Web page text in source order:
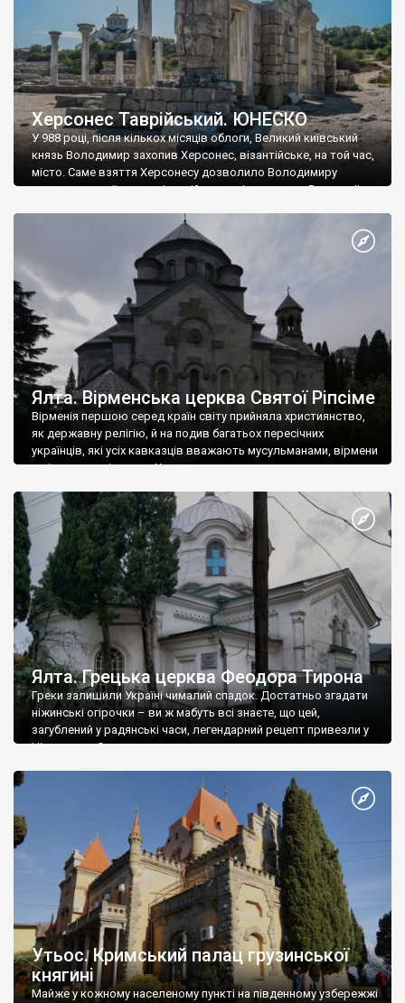
Херсонес Таврійський. ЮНЕСКО
У 988 році, після кількох місяців облоги, Великий київський
князь Володимир захопив Херсонес, візантійське, на той час,
місто. Саме взяття Херсонесу дозволило Володимиру
диктувати свої умови візантійському імператору Василю ІІ, та
Херсонесі Володимир-язичник, став Василем-християнином.
А потім було Хрещення Русі. На честь Херсонесу Таврійського
Ялта. Вірменська церква Святої Ріпсіме
Вірменія першою серед країн світу прийняла християнство,
як державну релігію, й на подив багатьох пересічних
українців, які усіх кавказців вважають мусульманами, вірмени
є відданими вірянами Христа
Ялта. Грецька церква Феодора Тирона
Греки залишили Україні чималий спадок. Достатньо згадати
ніжинські огірочки – ви ж мабуть всі знаєте, що цей,
загублений у радянські часи, легендарний рецепт привезли у
Ніжин греки?
Утьос. Кримський палац грузинської
княгині
Майже у кожному населеному пункті на південному узбережжі